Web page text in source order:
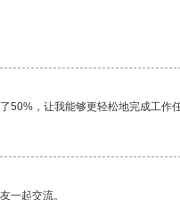
50%，让我能够更轻松地完成工作任
一起交流。